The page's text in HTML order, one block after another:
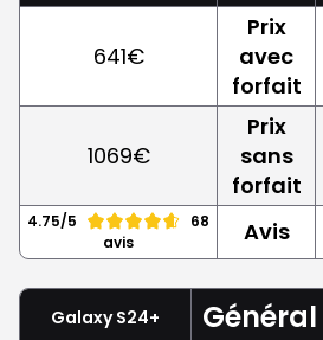
641€
Prix
avec
forfait
1069€
Prix
sans
forfait
4.75/5
68
avis
Avis
Galaxy S24+ Général